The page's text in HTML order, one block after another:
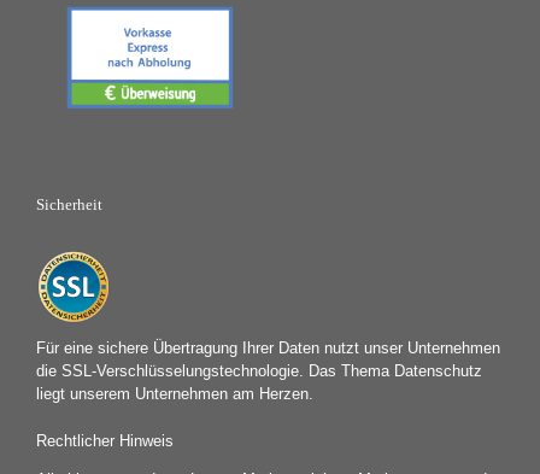
Sicherheit
Für eine sichere Übertragung Ihrer Daten nutzt unser Unternehmen
die SSL-Verschlüsselungstechnologie. Das Thema Datenschutz
liegt unserem Unternehmen am Herzen.
Rechtlicher Hinweis